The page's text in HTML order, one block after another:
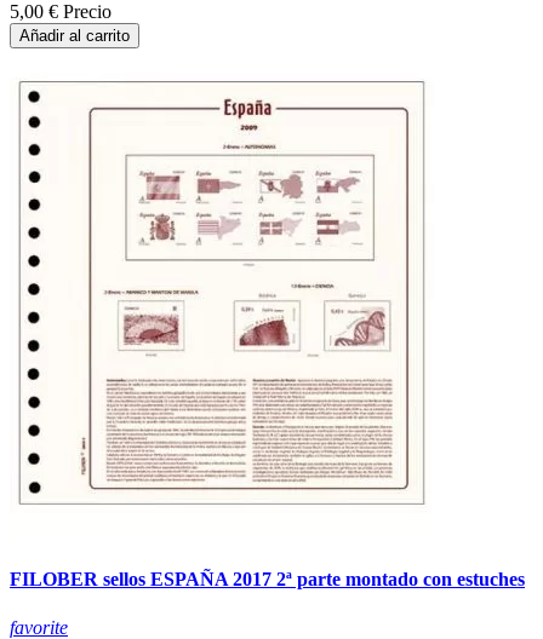
5,00 € Precio
Añadir al carrito
FILOBER sellos ESPAÑA 2017 2ª parte montado con estuches
favorite